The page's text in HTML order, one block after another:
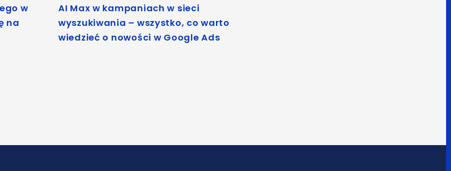
w
na
AI Max w kampaniach w sieci
wyszukiwania – wszystko, co warto
wiedzieć o nowości w Google Ads